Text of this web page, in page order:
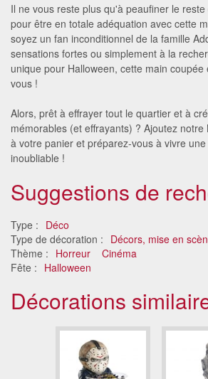
Il ne vous reste plus qu'à peaufiner le
pour être en totale adéquation avec cette
soyez un fan inconditionnel de la famille
sensations fortes ou simplement à la
unique pour Halloween, cette main
vous !
Alors, prêt à effrayer tout le quartier et à
mémorables (et effrayants) ? Ajoutez
à votre panier et préparez-vous à vivre
inoubliable !
Suggestions de
Type : Déco
Type de décoration : Décors, mise en
Thème : Horreur
Cinéma
Fête : Halloween
Décorations